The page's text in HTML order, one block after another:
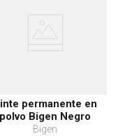
permanente en
polvo Bigen Negro
Natural 58
Bigen